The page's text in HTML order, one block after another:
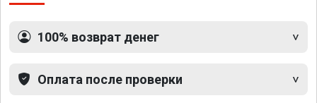
100% возврат денег
Оплата после проверки